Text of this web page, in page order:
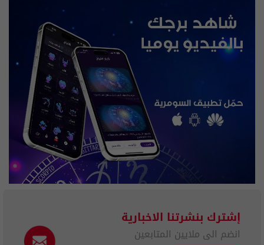
إشترك بنشرتنا الاخبارية
انضم الى ملايين المتابعين